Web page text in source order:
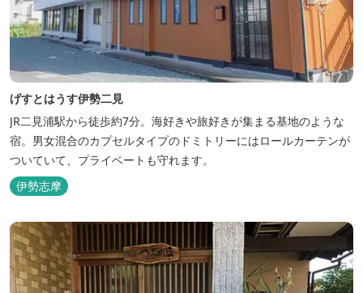
げすとはうす伊勢二見
JR二見浦駅から徒歩約7分。海好きや旅好きが集まる基地のような
宿。男女混合のカプセルタイプのドミトリーにはロールカーテンが
ついていて、プライベートも守れます。
伊勢志摩